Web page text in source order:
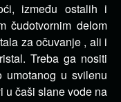
između ostalih i
čudotvornim delom
za očuvanje , ali i
Treba ga nositi
umotanog u svilenu
u čaši slane vode na